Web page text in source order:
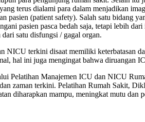
terus dialami para dalam menjadikan
pasien (patient safety). Salah satu bidang
pasien pasca bedah saja, tetapi lebih
satu disfungsi / gagal organ.
NICU terkini disaat memiliki keterbatasan
hal ini juga mengingat bahwa diruangan
Manajemen ICU dan NICU
zaman terkini. Pelatihan Rumah Sakit,
diharapkan mampu, meningkat mutu dan